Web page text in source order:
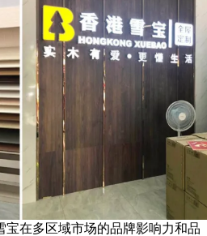
宝在多区域市场的品牌影响力和品